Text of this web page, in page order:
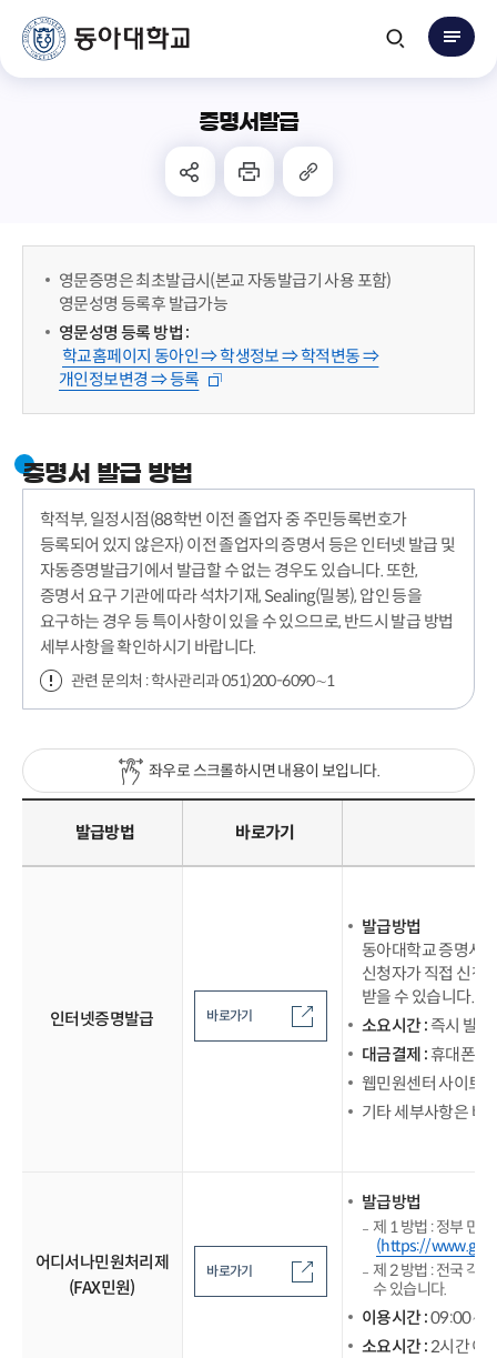
증명서발급
영문증명은 최초발급시(본교 자동발급기 사용 포함)
영문성명 등록후 발급가능
영문성명 등록 방법 :
학교홈페이지 동아인 ⇒ 학생정보 ⇒ 학적변동 ⇒
개인정보변경 ⇒ 등록
증명서 발급 방법
학적부, 일정시점(88학번 이전 졸업자 중 주민등록번호가
등록되어 있지 않은자) 이전 졸업자의 증명서 등은 인터넷 발급 및
자동증명발급기에서 발급할 수 없는 경우도 있습니다. 또한,
증명서 요구 기관에 따라 석차기재, Sealing(밀봉), 압인 등을
요구하는 경우 등 특이사항이 있을 수 있으므로, 반드시 발급 방법
세부사항을 확인하시기 바랍니다.
관련 문의처 : 학사관리과 051)200-6090∼1
좌우로 스크롤하시면 내용이 보입니다.
발급방법 바로가기
인터넷증명발급 바로가기
발급방법
동아대학교 증명서
신청자가 직접 신청
받을 수 있습니다.
소요시간 :즉시 발급
대금결제 :휴대폰소
웹민원센터 사이트
기타 세부사항은 바
어디서나민원처리제
(FAX민원)
바로가기
발급방법
제 1 방법 : 정부 민
(https://
제 2 방법 : 전국 각
수 있습니다.
이용시간 :
소요시간 :2시간 이